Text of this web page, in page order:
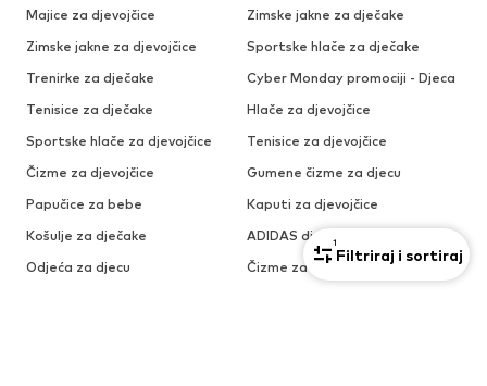
1
Filtriraj i sortiraj
Majice za djevojčice
Zimske jakne za dječake
Zimske jakne za djevojčice
Sportske hlače za dječake
Trenirke za dječake
Cyber Monday promociji - Djeca
Tenisice za dječake
Hlače za djevojčice
Sportske hlače za djevojčice
Tenisice za djevojčice
Čizme za djevojčice
Gumene čizme za djecu
Papučice za bebe
Kaputi za djevojčice
Košulje za dječake
ADIDAS dječije tenisice
Odjeća za djecu
Čizme za djecu